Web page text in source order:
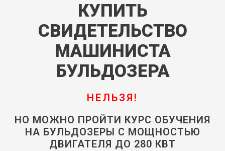
КУПИТЬ
СВИДЕТЕЛЬСТВО
МАШИНИСТА
БУЛЬДОЗЕРА
НЕЛЬЗЯ!
НО МОЖНО ПРОЙТИ КУРС ОБУЧЕНИЯ
НА БУЛЬДОЗЕРЫ С МОЩНОСТЬЮ
ДВИГАТЕЛЯ ДО 280 КВТ